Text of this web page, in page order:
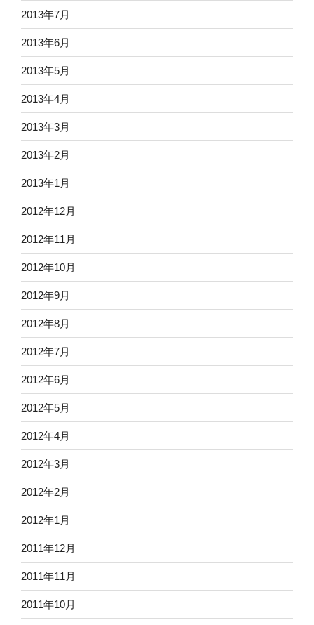
2013年7月
2013年6月
2013年5月
2013年4月
2013年3月
2013年2月
2013年1月
2012年12月
2012年11月
2012年10月
2012年9月
2012年8月
2012年7月
2012年6月
2012年5月
2012年4月
2012年3月
2012年2月
2012年1月
2011年12月
2011年11月
2011年10月